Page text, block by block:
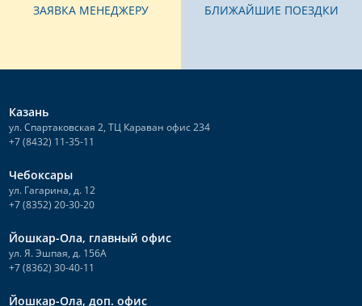
ЗАЯВКА МЕНЕДЖЕРУ БЛИЖАЙШИЕ ПОЕЗДКИ
Казань
ул. Спартаковская 2, ТЦ Караван офис 234
+7 (8432) 11-35-11
Чебоксары
ул. Гагарина, д. 12
+7 (8352) 20-30-20
Йошкар-Ола, главный офис
ул. Я. Эшпая, д. 156А
+7 (8362) 30-40-11
Йошкар-Ола, доп. офис